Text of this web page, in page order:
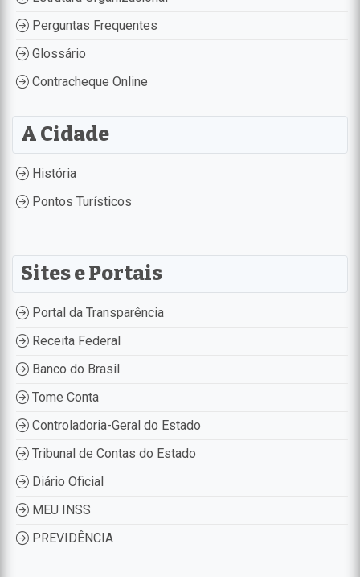
Perguntas Frequentes
Glossário
Contracheque Online
A Cidade
História
Pontos Turísticos
Sites e Portais
Portal da Transparência
Receita Federal
Banco do Brasil
Tome Conta
Controladoria-Geral do Estado
Tribunal de Contas do Estado
Diário Oficial
MEU INSS
PREVIDÊNCIA